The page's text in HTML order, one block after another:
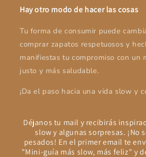
Hay otro modo de hacer las cosas
Tu forma de consumir puede
comprar zapatos respetuosos y
manifiestas tu compromiso con un
justo y más saludable.
¡Da el paso hacia una vida slow y
Déjanos tu mail y recibirás
slow y algunas sorpresas. ¡No
pesados! En el primer email te
"Mini-guía más slow, más feliz" y